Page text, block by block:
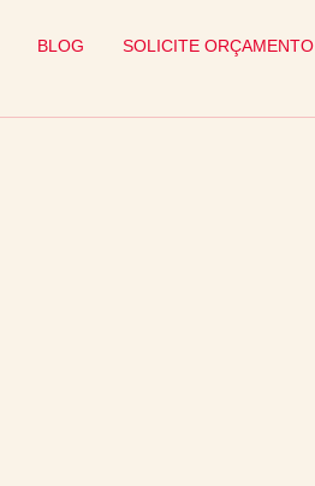
BLOG SOLICITE ORÇAMENTO